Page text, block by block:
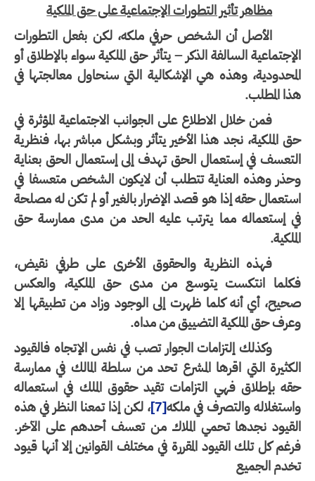
مظاهر تأثير التطورات الإجتماعية على حق الملكية
الأصل أن الشخص حرفي ملكه، لكن بفعل التطورات
السالفة الذكر – يتأثر حق الملكية سواء بالإطلاق أو
وهذه هي الإشكالية التي سنحاول معالجتها في
المطلب.
فمن خلال الاطلاع على الجوانب الاجتماعية المؤثرة في
الملكية، نجد هذا الأخير يتأثر وبشكل مباشر بها، فنظرية
في إستعمال الحق تهدف إلى إستعمال الحق بعناية
وهذه العناية تتطلب أن لايكون الشخص متعسفا في
حقه إذا هو قصد الإضرار بالغير أو لم تكن له مصلحة
إستعماله مما يترتب عليه الحد من مدى ممارسة حق
فهذه النظرية والحقوق الأخرى على طرفي نقيض،
انتكست يتوسع من مدى حق الملكية، والعكس
أي أنه كلما ظهرت إلى الوجود وزاد من تطبيقها إلا
حق الملكية التضييق من مداه.
وكذلك إلتزامات الجوار تصب في نفس الإتجاه فالقيود
التي اقرها المشرع تحد من سلطة المالك في ممارسة
بإطلاق فهي التزامات تقيد حقوق الملك في استعماله
والتصرف في ملكه[7]، لكن إذا تمعنا النظر في هذه
نجدها تحمي الملاك من تعسف أحدهم على الآخر.
كل تلك القيود المقررة في مختلف القوانين إلا أنها قيود
الجميع